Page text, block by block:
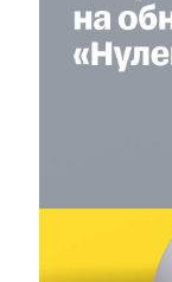
19 СЕНТЯБРЯ 2022